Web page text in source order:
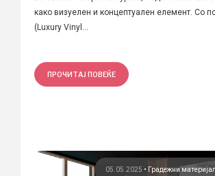
како визуелен и концептуален елемент. Со
(Luxury Vinyl...
ПРОЧИТАЈ ПОВЕЌЕ
05.05.2025 • Градежни